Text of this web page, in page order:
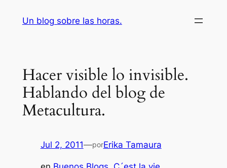
Un blog sobre las horas.
Hacer visible lo invisible.
Hablando del blog de
Metacultura.
Jul 2, 2011—porErika Tamaura